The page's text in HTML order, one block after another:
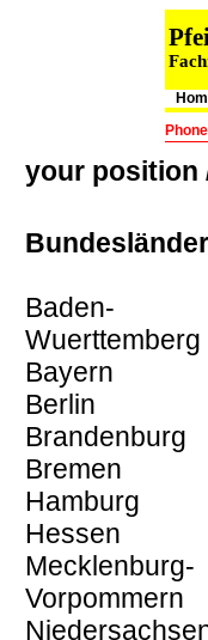
your position
Baden-
Wuerttemberg
Bayern
Berlin
Brandenburg
Bremen
Hamburg
Hessen
Mecklenburg-
Vorpommern